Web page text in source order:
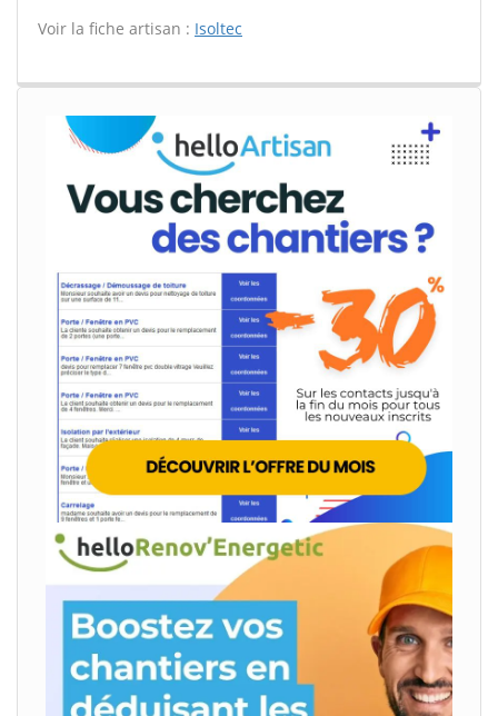
Voir la fiche artisan : Isoltec